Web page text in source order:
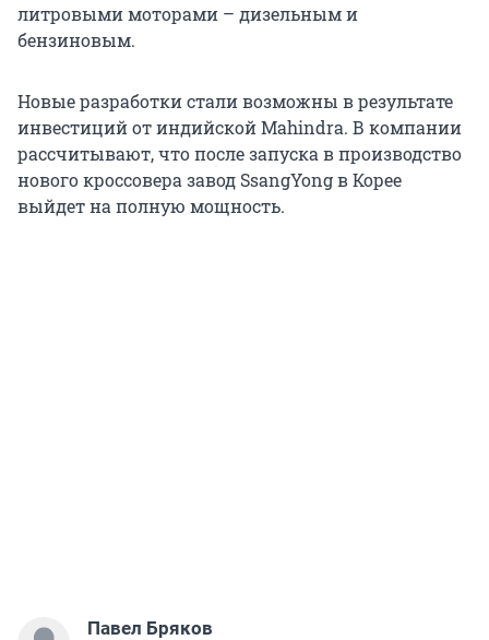
литровыми моторами – дизельным и
бензиновым.
Новые разработки стали возможны в результате
инвестиций от индийской Mahindra. В компании
рассчитывают, что после запуска в производство
нового кроссовера завод SsangYong в Корее
выйдет на полную мощность.
Павел Бряков